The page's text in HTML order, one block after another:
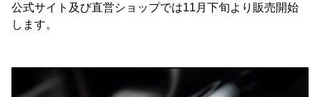
公式サイト及び直営ショップでは11月下旬より販売開始
します。